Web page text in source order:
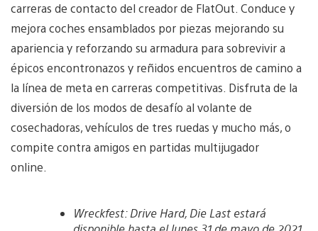
carreras de contacto del creador de FlatOut. Conduce y
mejora coches ensamblados por piezas mejorando su
apariencia y reforzando su armadura para sobrevivir a
épicos encontronazos y reñidos encuentros de camino a
la línea de meta en carreras competitivas. Disfruta de la
diversión de los modos de desafío al volante de
cosechadoras, vehículos de tres ruedas y mucho más, o
compite contra amigos en partidas multijugador
online.
Wreckfest: Drive Hard, Die Last estará